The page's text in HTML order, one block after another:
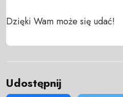
Dzięki Wam może się udać!
Udostępnij